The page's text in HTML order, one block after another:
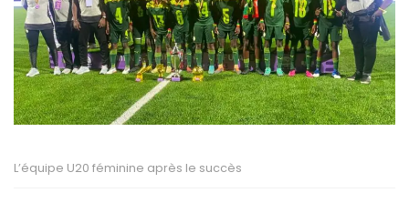
L’équipe U20 féminine après le succès